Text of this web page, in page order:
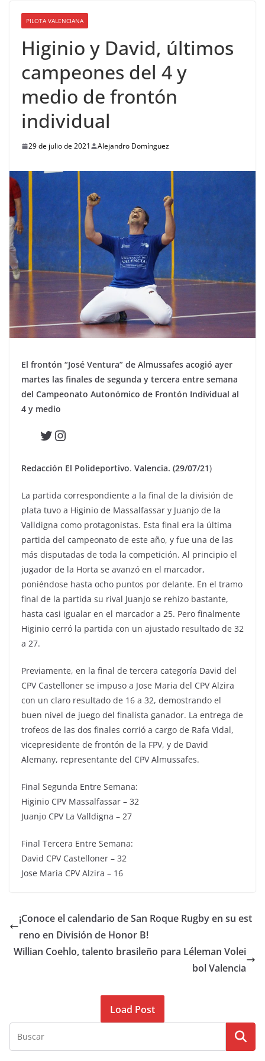
PILOTA VALENCIANA
Higinio y David, últimos
campeones del 4 y
medio de frontón
individual
29 de julio de 2021 Alejandro Domínguez
El frontón “José Ventura” de Almussafes acogió ayer
martes las finales de segunda y tercera entre semana
del Campeonato Autonómico de Frontón Individual al
4 y medio
Twitter
Instagram
Redacción El Polideportivo. Valencia. (29/07/21)
La partida correspondiente a la final de la división de
plata tuvo a Higinio de Massalfassar y Juanjo de la
Valldigna como protagonistas. Esta final era la última
partida del campeonato de este año, y fue una de las
más disputadas de toda la competición. Al principio el
jugador de la Horta se avanzó en el marcador,
poniéndose hasta ocho puntos por delante. En el tramo
final de la partida su rival Juanjo se rehizo bastante,
hasta casi igualar en el marcador a 25. Pero finalmente
Higinio cerró la partida con un ajustado resultado de 32
a 27.
Previamente, en la final de tercera categoría David del
CPV Castelloner se impuso a Jose Maria del CPV Alzira
con un claro resultado de 16 a 32, demostrando el
buen nivel de juego del finalista ganador. La entrega de
trofeos de las dos finales corrió a cargo de Rafa Vidal,
vicepresidente de frontón de la FPV, y de David
Alemany, representante del CPV Almussafes.
Final Segunda Entre Semana:
Higinio CPV Massalfassar – 32
Juanjo CPV La Valldigna – 27
Final Tercera Entre Semana:
David CPV Castelloner – 32
Jose Maria CPV Alzira – 16
¡Conoce el calendario de San Roque Rugby en su est
reno en División de Honor B!
Willian Coehlo, talento brasileño para Léleman Volei
bol Valencia
Load Post